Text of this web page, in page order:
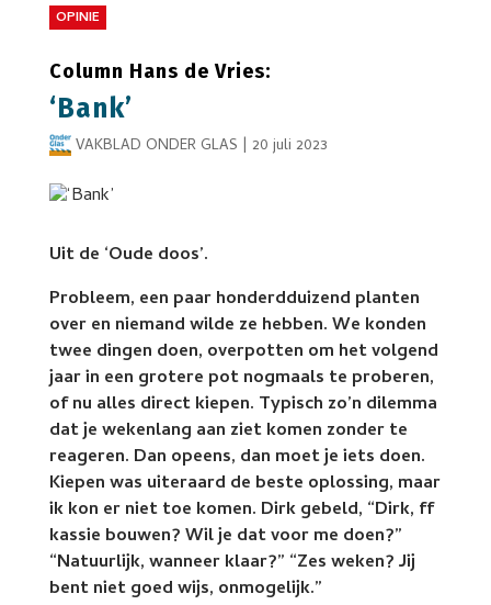
OPINIE
Column Hans de Vries:
‘Bank’
VAKBLAD ONDER GLAS | 20 juli 2023
Uit de ‘Oude doos’.
Probleem, een paar honderdduizend planten
over en niemand wilde ze hebben. We konden
twee dingen doen, overpotten om het volgend
jaar in een grotere pot nogmaals te proberen,
of nu alles direct kiepen. Typisch zo’n dilemma
dat je wekenlang aan ziet komen zonder te
reageren. Dan opeens, dan moet je iets doen.
Kiepen was uiteraard de beste oplossing, maar
ik kon er niet toe komen. Dirk gebeld, “Dirk, ff
kassie bouwen? Wil je dat voor me doen?”
“Natuurlijk, wanneer klaar?” “Zes weken? Jij
bent niet goed wijs, onmogelijk.”